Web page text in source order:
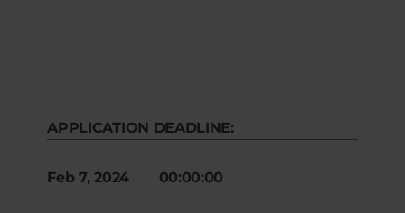
APPLICATION DEADLINE:
Feb 7, 2024 00:00:00